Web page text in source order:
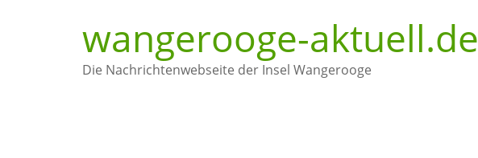
wangerooge-aktuell.de
Die Nachrichtenwebseite der Insel Wangerooge